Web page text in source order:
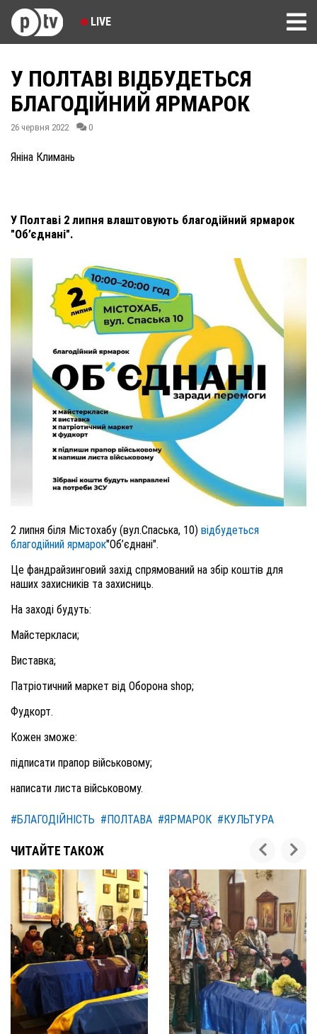
LIVE
У ПОЛТАВІ ВІДБУДЕТЬСЯ
БЛАГОДІЙНИЙ ЯРМАРОК
26 червня 2022 0
Яніна Климань
У Полтаві 2 липня влаштовують благодійний ярмарок
"Об’єднані".
2 липня біля Містохабу (вул.Спаська, 10) відбудеться
благодійний ярмарок"Об’єднані".
Це фандрайзинговий захід спрямований на збір коштів для
наших захисників та захисниць.
На заході будуть:
Майстеркласи;
Виставка;
Патріотичний маркет від Оборона shop;
Фудкорт.
Кожен зможе:
підписати прапор військовому;
написати листа військовому.
#БЛАГОДІЙНІСТЬ #ПОЛТАВА #ЯРМАРОК #КУЛЬТУРА
ЧИТАЙТЕ ТАКОЖ